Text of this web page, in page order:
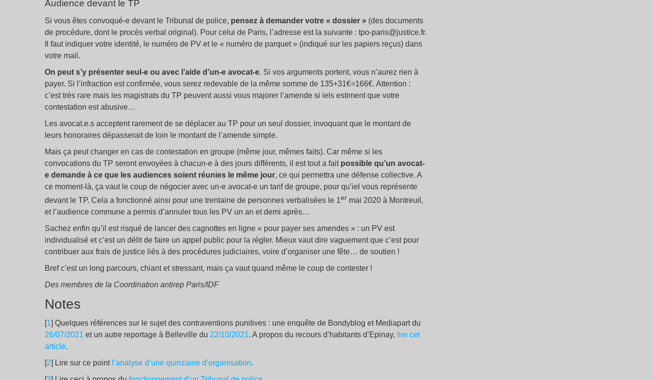
Audience devant le TP
Si vous êtes convoqué-e devant le Tribunal de police, pensez à demander votre « dossier » (des documents
de procédure, dont le procès verbal original). Pour celui de Paris, l’adresse est la suivante : tpo-paris@justice.fr.
Il faut indiquer votre identité, le numéro de PV et le « numéro de parquet » (indiqué sur les papiers reçus) dans
votre mail.
On peut s’y présenter seul-e ou avec l’aide d’un-e avocat-e. Si vos arguments portent, vous n’aurez rien à
payer. Si l’infraction est confirmée, vous serez redevable de la même somme de 135+31€=166€. Attention :
c’est très rare mais les magistrats du TP peuvent aussi vous majorer l’amende si iels estiment que votre
contestation est abusive…
Les avocat.e.s acceptent rarement de se déplacer au TP pour un seul dossier, invoquant que le montant de
leurs honoraires dépasserait de loin le montant de l’amende simple.
Mais ça peut changer en cas de contestation en groupe (même jour, mêmes faits). Car même si les
convocations du TP seront envoyées à chacun-e à des jours différents, il est tout a fait possible qu’un avocat-
e demande à ce que les audiences soient réunies le même jour, ce qui permettra une défense collective. A
ce moment-là, ça vaut le coup de négocier avec un-e avocat-e un tarif de groupe, pour qu’iel vous représente
devant le TP. Cela a fonctionné ainsi pour une trentaine de personnes verbalisées le 1er mai 2020 à Montreuil,
et l’audience commune a permis d’annuler tous les PV un an et demi après…
Sachez enfin qu’il est risqué de lancer des cagnottes en ligne « pour payer ses amendes » : un PV est
individualisé et c’est un délit de faire un appel public pour la régler. Mieux vaut dire vaguement que c’est pour
contribuer aux frais de justice liés à des procédures judiciaires, voire d’organiser une fête… de soutien !
Bref c’est un long parcours, chiant et stressant, mais ça vaut quand même le coup de contester !
Des membres de la Coordination antirep Paris/IDF
Notes
[1] Quelques références sur le sujet des contraventions punitives : une enquête de Bondyblog et Mediapart du
26/07/2021 et un autre reportage à Belleville du 22/10/2021. A propos du recours d’habitants d’Epinay, lire cet
article.
[2] Lire sur ce point l’analyse d’une quinzaine d’organisation.